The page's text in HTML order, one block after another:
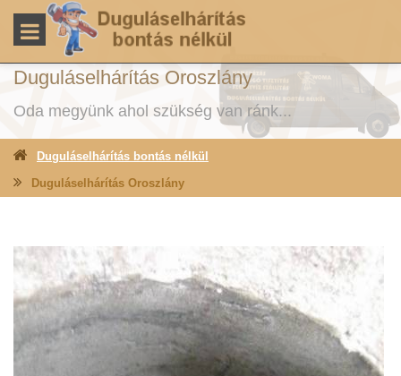
Duguláselhárítás Oroszlány
Oda megyünk ahol szükség van ránk...
Duguláselhárítás bontás nélkül
Duguláselhárítás Oroszlány